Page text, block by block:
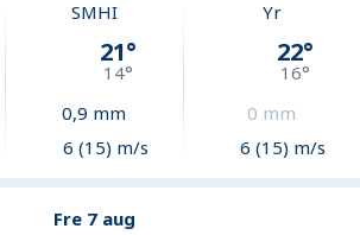
SMHI
21°
14°
0,9 mm
6 (15) m/s
Yr
22°
16°
0 mm
6 (15) m/s
Fre 7 aug